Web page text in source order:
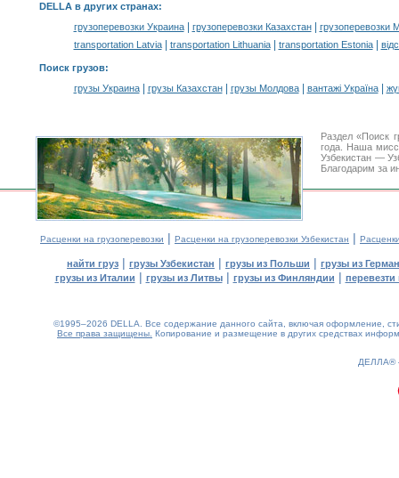
DELLA в других странах:
грузоперевозки Украина| грузоперевозки Казахстан|
грузоперевозки
transportation Latvia| transportation Lithuania| transportation Estonia|
Поиск грузов:
грузы Украина| грузы Казахстан| грузы Молдова| вантажі Україна|
Раздел «Поиск
года. Наша
Узбекистан —
Благодарим за
Расценки на грузоперевозки | Расценки на грузоперевозки Узбекистан |
найти груз | грузы Узбекистан | грузы из Польши | грузы из
грузы из Италии | грузы из Литвы| грузы из Финляндии | перевезти
©1995–2026 DELLA. Все содержание данного сайта, включая оформление,
Все права защищены. Копирование и размещение в других средствах